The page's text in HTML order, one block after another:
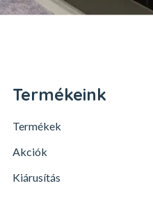
Termékeink
Termékek
Akciók
Kiárusítás